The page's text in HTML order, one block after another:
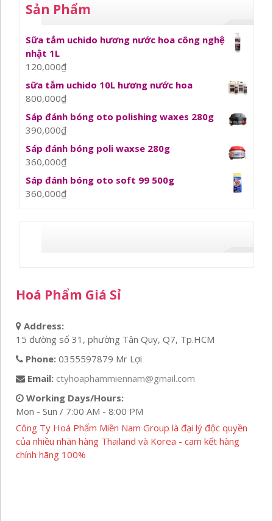
Sản Phẩm
Sữa tắm uchido hương nước hoa công nghệ
nhật 1L
120,000₫
sữa tắm uchido 10L hương nước hoa
800,000₫
Sáp đánh bóng oto polishing waxes 280g
390,000₫
Sáp đánh bóng poli waxse 280g
360,000₫
Sáp đánh bóng oto soft 99 500g
360,000₫
Hoá Phẩm Giá Sỉ
Address:
15 đường số 31, phường Tân Quy, Q7, Tp.HCM
Phone: 0355597879 Mr Lợi
Email: ctyhoaphammiennam@gmail.com
Working Days/Hours:
Mon - Sun / 7:00 AM - 8:00 PM
Công Ty Hoá Phẩm Miền Nam Group là đại lý độc quyền
của nhiều nhãn hàng Thailand và Korea - cam kết hàng
chính hãng 100%